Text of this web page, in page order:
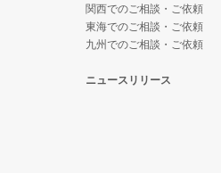
清瀬市の飲食店の居抜き売却
小平市の飲食店の居抜き売却
東京都下のカラオケ・パブ・
東京都下のバーの居抜き売却
八王子市の洋食の居抜き売却
八王子市のその他の居抜き売却
関西でのご相談・ご依頼
東海でのご相談・ご依頼
九州でのご相談・ご依頼
ニュースリリース